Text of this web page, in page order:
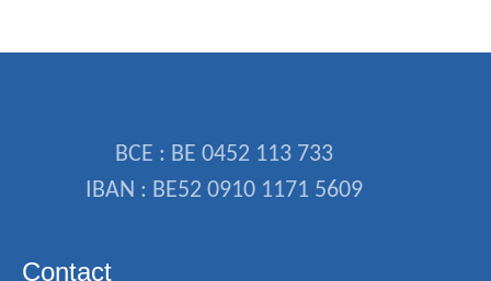
BCE : BE 0452 113 733
IBAN : BE52 0910 1171 5609
Contact